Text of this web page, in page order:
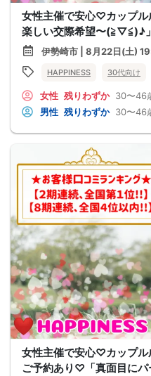
女性主催で安心♡カップ
楽しい交際希望〜(≧▽≦)♪
伊勢崎市 | 8月22日(土)
HAPPINESS 30代向け
女性 残りわずか 30〜46
男性 残りわずか 30〜46
女性主催で安心♡カップ
ご予約あり♡「真面目にパ